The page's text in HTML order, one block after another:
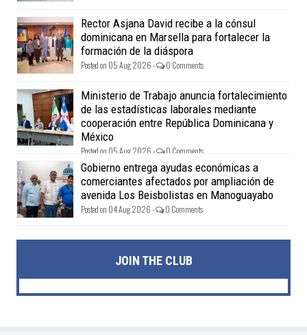
Rector Asjana David recibe a la cónsul
dominicana en Marsella para fortalecer la
formación de la diáspora
Posted on 05 Aug 2026 - 0 Comments
Ministerio de Trabajo anuncia fortalecimiento
de las estadísticas laborales mediante
cooperación entre República Dominicana y
México
Posted on 05 Aug 2026 - 0 Comments
Gobierno entrega ayudas económicas a
comerciantes afectados por ampliación de
avenida Los Beisbolistas en Manoguayabo
Posted on 04 Aug 2026 - 0 Comments
JOIN THE CLUB